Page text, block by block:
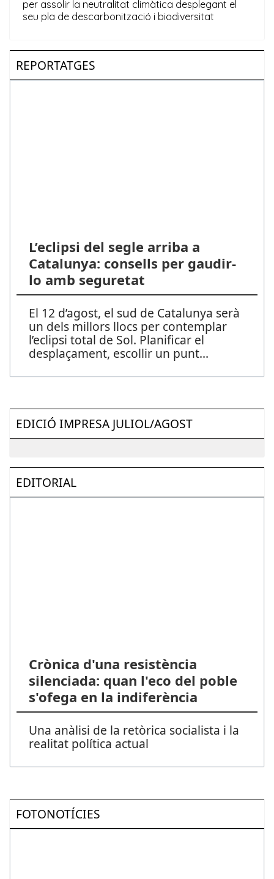
REPORTATGES
L’eclipsi del segle arriba a
Catalunya: consells per gaudir-
lo amb seguretat
El 12 d’agost, el sud de Catalunya serà
un dels millors llocs per contemplar
l’eclipsi total de Sol. Planificar el
desplaçament, escollir un punt...
EDICIÓ IMPRESA JULIOL/AGOST
EDITORIAL
Crònica d'una resistència
silenciada: quan l'eco del poble
s'ofega en la indiferència
Una anàlisi de la retòrica socialista i la
realitat política actual
FOTONOTÍCIES